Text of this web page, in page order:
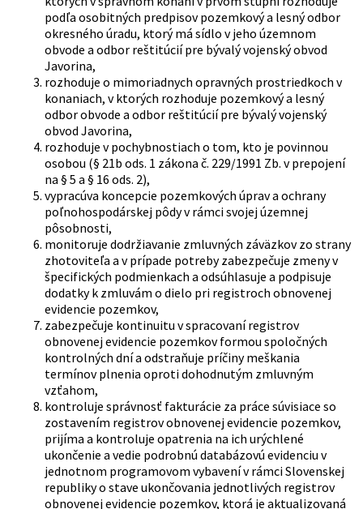
podľa osobitných predpisov pozemkový a lesný odbor
okresného úradu, ktorý má sídlo v jeho územnom
obvode a odbor reštitúcií pre bývalý vojenský obvod
Javorina,
rozhoduje o mimoriadnych opravných prostriedkoch v
konaniach, v ktorých rozhoduje pozemkový a lesný
odbor obvode a odbor reštitúcií pre bývalý vojenský
obvod Javorina,
rozhoduje v pochybnostiach o tom, kto je povinnou
osobou (§ 21b ods. 1 zákona č. 229/1991 Zb. v prepojení
na § 5 a § 16 ods. 2),
vypracúva koncepcie pozemkových úprav a ochrany
poľnohospodárskej pôdy v rámci svojej územnej
pôsobnosti,
monitoruje dodržiavanie zmluvných záväzkov zo strany
zhotoviteľa a v prípade potreby zabezpečuje zmeny v
špecifických podmienkach a odsúhlasuje a podpisuje
dodatky k zmluvám o dielo pri registroch obnovenej
evidencie pozemkov,
zabezpečuje kontinuitu v spracovaní registrov
obnovenej evidencie pozemkov formou spoločných
kontrolných dní a odstraňuje príčiny meškania
termínov plnenia oproti dohodnutým zmluvným
vzťahom,
kontroluje správnosť fakturácie za práce súvisiace so
zostavením registrov obnovenej evidencie pozemkov,
prijíma a kontroluje opatrenia na ich urýchlené
ukončenie a vedie podrobnú databázovú evidenciu v
jednotnom programovom vybavení v rámci Slovenskej
republiky o stave ukončovania jednotlivých registrov
obnovenej evidencie pozemkov, ktorá je aktualizovaná